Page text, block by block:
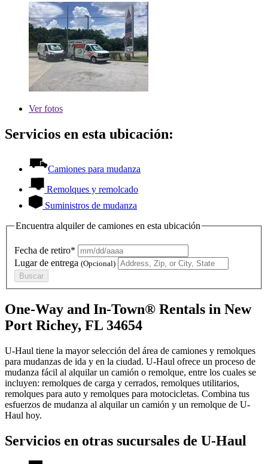
Verfotos
Servicios en esta ubicación:
Camiones para mudanza
Remolques y remolcado
Suministros de mudanza
Encuentra alquiler de camiones en esta ubicación
Fecha de retiro*
Lugar de entrega (Opcional)
Buscar
One-Way and In-Town® Rentals in New
Port Richey, FL 34654
U-Haul tiene la mayor selección del área de camiones y remolques
para mudanzas de ida y en la ciudad. U-Haul ofrece un proceso de
mudanza fácil al alquilar un camión o remolque, entre los cuales se
incluyen: remolques de carga y cerrados, remolques utilitarios,
remolques para auto y remolques para motocicletas. Combina tus
esfuerzos de mudanza al alquilar un camión y un remolque de U-
Haul hoy.
Servicios en otras sucursales de U-Haul